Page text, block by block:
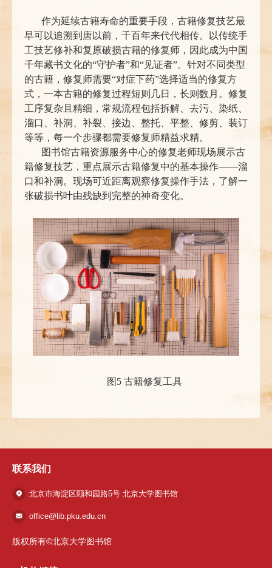
作为延续古籍寿命的重要手段，古籍修复技艺最
早可以追溯到唐以前，千百年来代代相传。以传统手
工技艺修补和复原破损古籍的修复师，因此成为中国
千年藏书文化的“守护者”和“见证者”。针对不同类型
的古籍，修复师需要“对症下药”选择适当的修复方
式，一本古籍的修复过程短则几日，长则数月。修复
工序复杂且精细，常规流程包括拆解、去污、染纸、
溜口、补洞、补裂、接边、整托、平整、修剪、装订
等等，每一个步骤都需要修复师精益求精。
图书馆古籍资源服务中心的修复老师现场展示古
籍修复技艺，重点展示古籍修复中的基本操作——溜
口和补洞。现场可近距离观察修复操作手法，了解一
张破损书叶由残缺到完整的神奇变化。
图5 古籍修复工具
联系我们
北京市海淀区颐和园路5号 北京大学图书馆
office@lib.pku.edu.cn
版权所有©北京大学图书馆